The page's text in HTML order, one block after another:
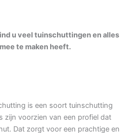
u veel tuinschuttingen en alles
te maken heeft.
is een soort tuinschutting
zijn voorzien van een profiel dat
Dat zorgt voor een prachtige en